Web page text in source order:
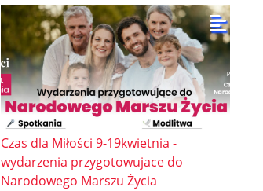
Czas dla Miłości 9-19kwietnia -
wydarzenia przygotowujace do
Narodowego Marszu Życia